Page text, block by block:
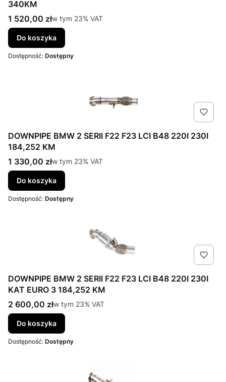
340KM
Cena brutto
1 520,00 złw tym %s VAT
w tym 23% VAT
Do koszyka
Dostępność: Dostępny
DOWNPIPE BMW 2 SERII F22 F23 LCI B48 220I 230I
184,252 KM
Cena brutto
1 330,00 złw tym %s VAT
w tym 23% VAT
Do koszyka
Dostępność: Dostępny
DOWNPIPE BMW 2 SERII F22 F23 LCI B48 220I 230I
KAT EURO 3 184,252 KM
Cena brutto
2 600,00 złw tym %s VAT
w tym 23% VAT
Do koszyka
Dostępność: Dostępny